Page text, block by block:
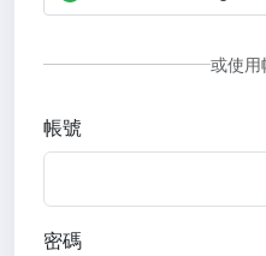
或使用
帳號
密碼